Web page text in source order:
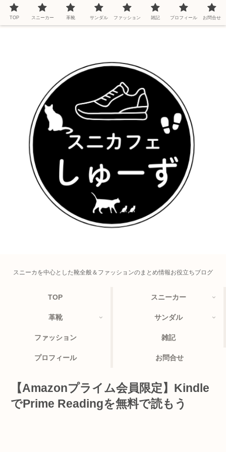
スニーカを中心とした靴全般＆ファッションのまとめ情報お役立ちブログ
TOP スニーカー
革靴 サンダル
ファッション 雑記
プロフィール お問合せ
【Amazonプライム会員限定】Kindle
でPrime Readingを無料で読もう
TOP スニーカー 革靴 サンダル ファッション 雑記 プロフィール お問合せ